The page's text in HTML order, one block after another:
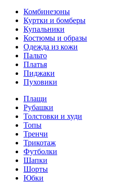
Комбинезоны
Куртки и бомберы
Купальники
Костюмы и образы
Одежда из кожи
Пальто
Платья
Пиджаки
Пуховики
Плащи
Рубашки
Толстовки и худи
Топы
Тренчи
Трикотаж
Футболки
Шапки
Шорты
Юбки